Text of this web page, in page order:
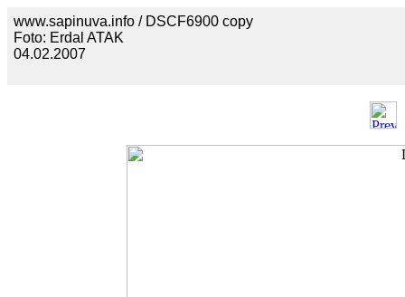
www.sapinuva.info / DSCF6900 copy
Foto: Erdal ATAK
04.02.2007